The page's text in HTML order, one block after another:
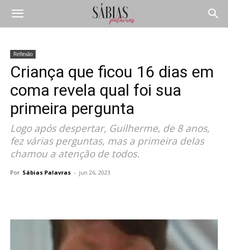
Reflexão
Criança que ficou 16 dias em
coma revela qual foi sua
primeira pergunta
Logo após despertar, Guilherme, de 8 anos,
fez várias perguntas, mas a primeira delas
chamou a atenção de todos.
Por Sábias Palavras - jun 26, 2023